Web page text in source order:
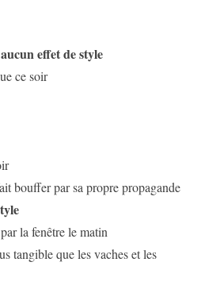
effet de style
ce soir
bouffer par sa propre propagande
la fenêtre le matin
tangible que les vaches et les